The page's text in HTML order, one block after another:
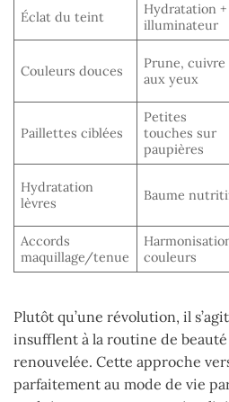
Éclat du teint
Hydratation +
illuminateur
Couleurs douces
Prune, cuivre
aux yeux
Paillettes ciblées
Petites
touches sur
paupières
Hydratation
lèvres
Baume
Accords
maquillage/tenue
couleurs
Plutôt qu’une révolution, il
insufflent à la routine de
renouvelée. Cette approche
parfaitement au mode de vie